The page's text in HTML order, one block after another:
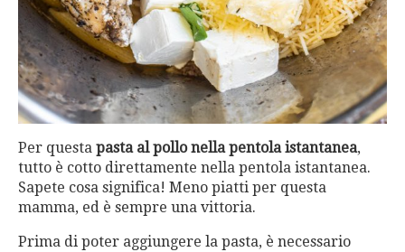
Per questa pasta al pollo nella pentola istantanea,
tutto è cotto direttamente nella pentola istantanea.
Sapete cosa significa! Meno piatti per questa
mamma, ed è sempre una vittoria.
Prima di poter aggiungere la pasta, è necessario